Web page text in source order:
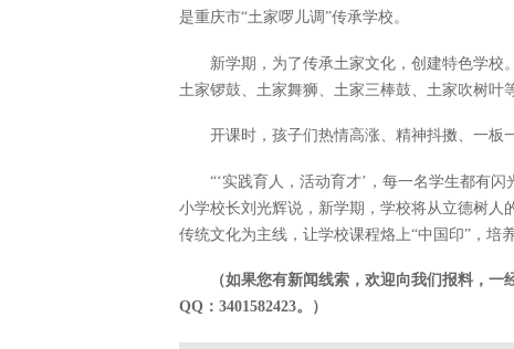
是重庆市“土家啰儿调”传承学校。
新学期，为了传承土家文化，创建特色学
土家锣鼓、土家舞狮、土家三棒鼓、土家吹树叶
开课时，孩子们热情高涨、精神抖擞、一板
“‘实践育人，活动育才’，每一名学生都有
小学校长刘光辉说，新学期，学校将从立德树人
传统文化为主线，让学校课程烙上“中国印”，培
（如果您有新闻线索，欢迎向我们报料，
QQ：3401582423。）